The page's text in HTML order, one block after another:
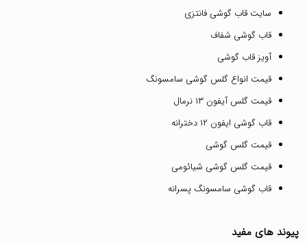
سایت قاب گوشی فانتزی
قاب گوشی شفاف
آویز قاب گوشی
قیمت انواع گلس گوشی سامسونگ
قیمت گلس آیفون ۱۳ نرمال
قاب گوشی ایفون ۱۲ دخترانه
قیمت گلس گوشی
قیمت گلس گوشی شیائومی
قاب گوشی سامسونگ پسرانه
پیوند های مفید